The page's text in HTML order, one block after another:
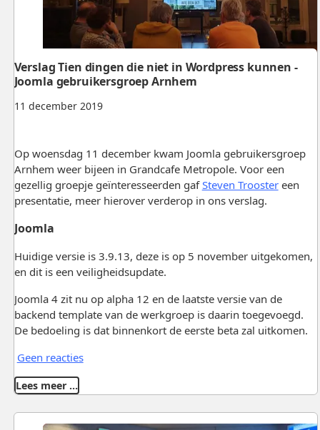
11 december 2019
Verslag Tien dingen die niet in Wordpress kunnen -
Joomla gebruikersgroep Arnhem
Op woensdag 11 december kwam Joomla gebruikersgroep
Arnhem weer bijeen in Grandcafe Metropole. Voor een
gezellig groepje geïnteresseerden gafSteven Troostereen
presentatie, meer hierover verderop in ons verslag.
Joomla
Huidige versie is 3.9.13, deze is op 5 november uitgekomen,
en dit is een veiligheidsupdate.
Joomla 4 zit nu op alpha 12 en de laatste versie van de
backend template van de werkgroep is daarin toegevoegd.
De bedoeling is dat binnenkort de eerste beta zal uitkomen.
Geen reacties
Lees meer …